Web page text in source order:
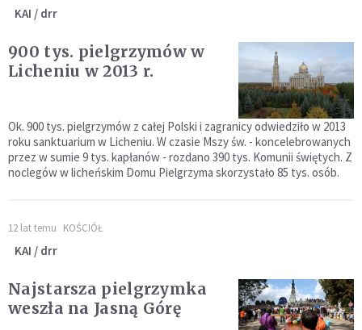
KAI / drr
900 tys. pielgrzymów w
Licheniu w 2013 r.
Ok. 900 tys. pielgrzymów z całej Polski i zagranicy odwiedziło w 2013
roku sanktuarium w Licheniu. W czasie Mszy św. - koncelebrowanych
przez w sumie 9 tys. kapłanów - rozdano 390 tys. Komunii świętych. Z
noclegów w licheńskim Domu Pielgrzyma skorzystało 85 tys. osób.
12 lat temu KOŚCIÓŁ
KAI / drr
Najstarsza pielgrzymka
weszła na Jasną Górę